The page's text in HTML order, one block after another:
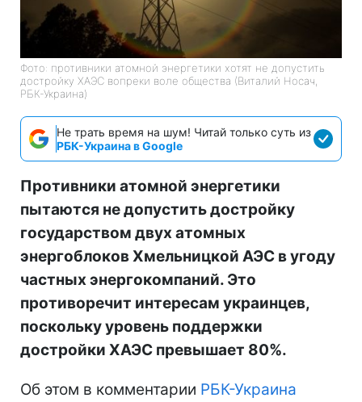
Фото: противники атомной энергетики хотят не допустить
достройку ХАЭС вопреки воле общества (Виталий Носач,
РБК-Украина)
Не трать время на шум! Читай только суть из
РБК-Украина в Google
Противники атомной энергетики
пытаются не допустить достройку
государством двух атомных
энергоблоков Хмельницкой АЭС в угоду
частных энергокомпаний. Это
противоречит интересам украинцев,
поскольку уровень поддержки
достройки ХАЭС превышает 80%.
Об этом в комментарии РБК-Украина